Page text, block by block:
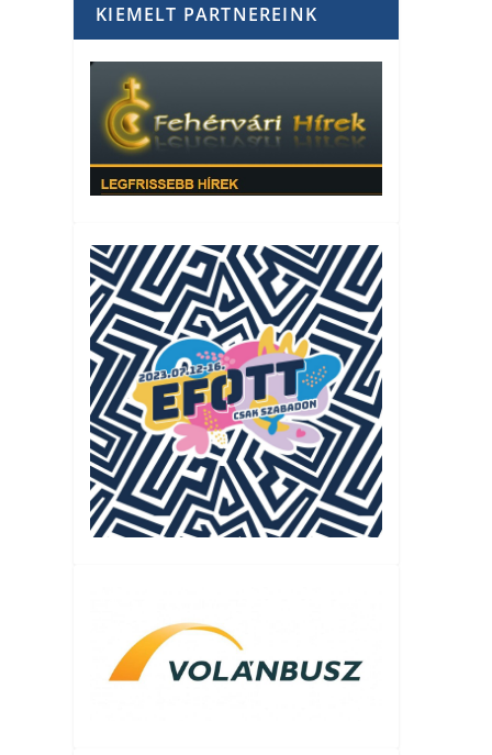
KIEMELT PARTNEREINK